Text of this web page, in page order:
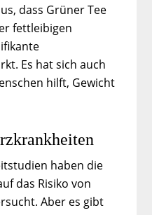
dass Grüner Tee
fettleibigen
Es hat sich auch
hilft, Gewicht
haben die
das Risiko von
Aber es gibt